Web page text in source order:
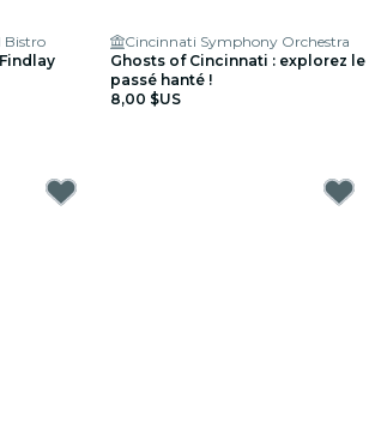
Bistro
Cincinnati Symphony Orchestra
Ghosts of Cincinnati : explorez le
passé hanté !
8,00 $US